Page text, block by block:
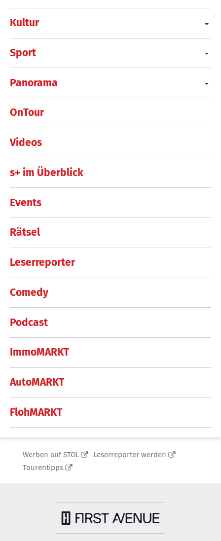
Kultur
Sport
Panorama
OnTour
Videos
s+ im Überblick
Events
Rätsel
Leserreporter
Comedy
Podcast
ImmoMARKT
AutoMARKT
FlohMARKT
Werben auf STOL
Leserreporter werden
Tourentipps